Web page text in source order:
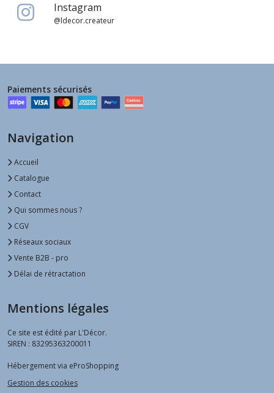
Instagram
@ldecor.createur
Paiements sécurisés
Navigation
Accueil
Catalogue
Contact
Qui sommes nous ?
CGV
Réseaux sociaux
Vente B2B - pro
Délai de rétractation
Mentions légales
Ce site est édité par L'Décor.
SIREN : 83295363200011
Hébergement via eProShopping
Gestion des cookies